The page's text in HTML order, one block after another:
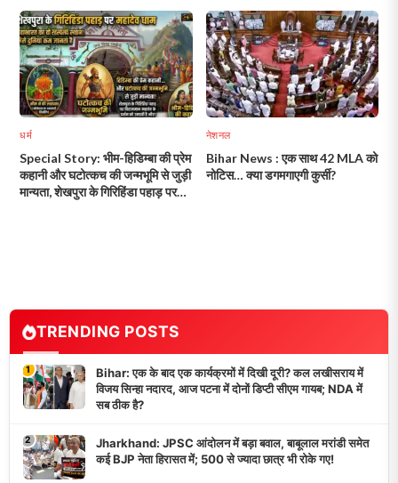
धर्म
Special Story: भीम-हिडिम्बा की प्रेम
कहानी और घटोत्कच की जन्मभूमि से जुड़ी
मान्यता, शेखपुरा के गिरिहिंडा पहाड़ पर
नेशनल
Bihar News : एक साथ 42 MLA को
नोटिस… क्या डगमगाएगी कुर्सी?
TRENDING POSTS
1
Bihar: एक के बाद एक कार्यक्रमों में दिखी दूरी? कल लखीसराय में
विजय सिन्हा नदारद, आज पटना में दोनों डिप्टी सीएम गायब; NDA में
सब ठीक है?
2
Jharkhand: JPSC आंदोलन में बड़ा बवाल, बाबूलाल मरांडी समेत
कई BJP नेता हिरासत में; 500 से ज्यादा छात्र भी रोके गए!